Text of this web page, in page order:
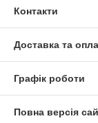
Контакти
Доставка та
Графік роботи
Повна версія